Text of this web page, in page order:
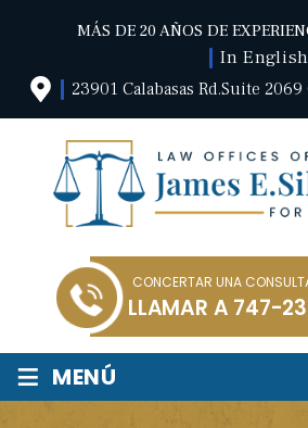
MÁS DE 20 AÑOS DE
In English
23901 Calabasas Rd.Suite 2069
CONCERTAR UNA
LLAMAR A 747-
≡ MENÚ